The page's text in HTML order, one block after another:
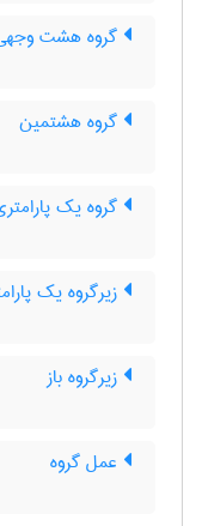
گروه هشت
گروه هشتمین
گروه یک
زیرگروه یک
زیرگروه باز
عمل گروه